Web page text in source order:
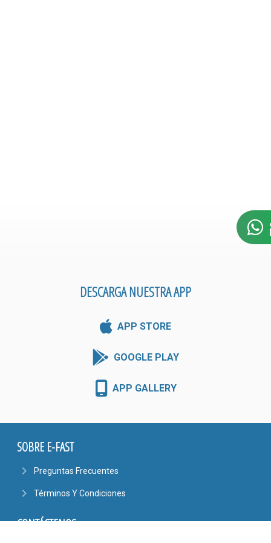
DESCARGA NUESTRA APP
APP STORE
GOOGLE PLAY
APP GALLERY
SOBRE E-FAST
navigate_next Preguntas Frecuentes
navigate_next Términos Y Condiciones
CONTÁCTENOS